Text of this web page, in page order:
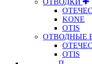
KONE
OTIS
ОТВОДНЫЕ
OTIS